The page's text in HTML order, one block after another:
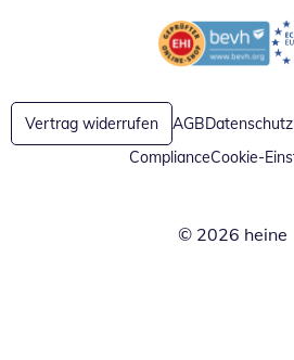
Öffnet in neuem
Vertrag widerrufen AGBDatenschutz
ComplianceCookie-
© 2026 heine